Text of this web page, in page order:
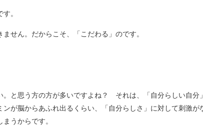
。
せん。だからこそ、「こだわる」のです。
。と思う方の方が多いですよね？ それは、「自分らしい自分
が脳からあふれ出るくらい、「自分らしさ」に対して刺激が
うからです。